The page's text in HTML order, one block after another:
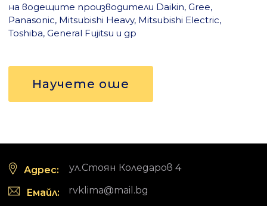
на водещите производители Daikin, Gree,
Panasonic, Mitsubishi Heavy, Mitsubishi Electric,
Toshiba, General Fujitsu и др
Научете оше
Адрес: ул.Стоян Коледаров 4
Емайл: rvklima@mail.bg